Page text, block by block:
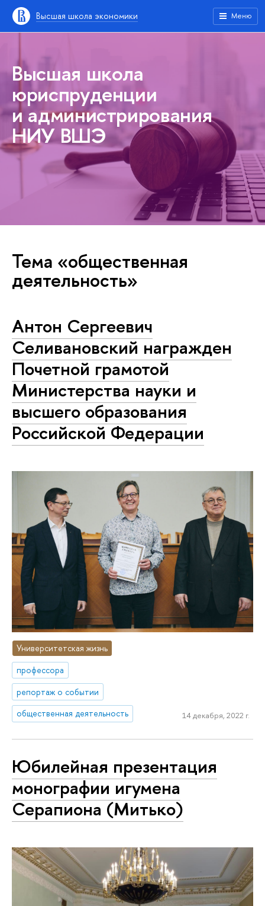
Высшая школа экономики Меню
Высшая школа
юриспруденции
и администрирования
НИУ ВШЭ
Тема «общественная
деятельность»
Антон Сергеевич
Селивановский награжден
Почетной грамотой
Министерства науки и
высшего образования
Российской Федерации
Университетская жизнь
профессора
репортаж о событии
общественная деятельность
14 декабря, 2022 г.
Юбилейная презентация
монографии игумена
Серапиона (Митько)